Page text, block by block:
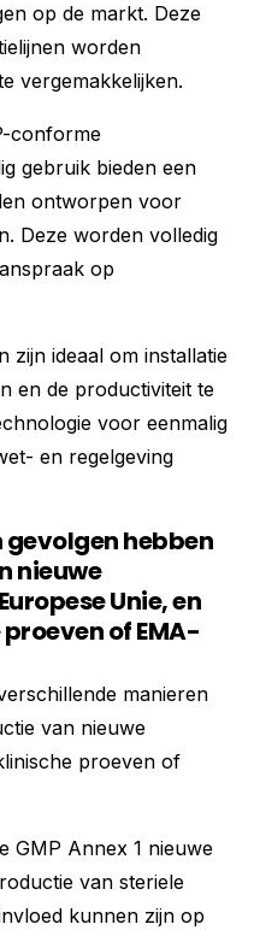
op de markt. Deze
worden
vergemakkelijken.
conforme
gebruik bieden een
ontworpen voor
Deze worden volledig
op
zijn ideaal om installatie
en de productiviteit te
voor eenmalig
en regelgeving
gevolgen hebben
nieuwe
Unie, en
of EMA-
manieren
van nieuwe
proeven of
GMP Annex 1 nieuwe
van steriele
kunnen zijn op